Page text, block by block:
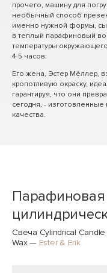
прочего, машину для
необычный способ
именно нужной формы,
в теплый парафиновый
температуры
4-5 часов.
Его жена, Эстер Мёллер,
кропотливую окраску,
гарантируя, что они
сегодня, -
качества.
Парафиновая
Свеча Cylindrical
Wax— Ester & Erik